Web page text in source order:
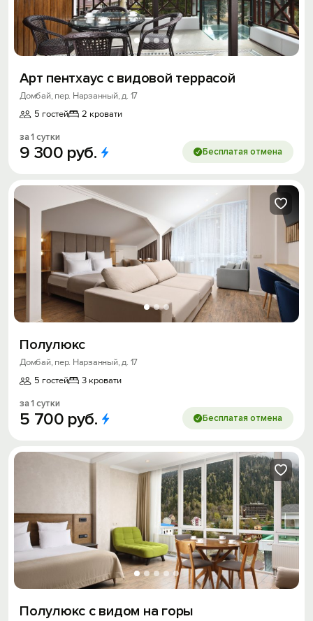
Арт пентхаус с видовой террасой
Домбай, пер. Нарзанный, д. 17
5 гостей
2 кровати
за 1 сутки
9 300 руб. Бесплатая отмена
Полулюкс
Домбай, пер. Нарзанный, д. 17
5 гостей
3 кровати
за 1 сутки
5 700 руб. Бесплатая отмена
Полулюкс с видом на горы